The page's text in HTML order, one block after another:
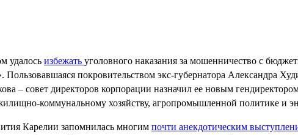
удалось избежать уголовного наказания за мошенничество с
покровительством экс-губернатора Александра
– совет директоров корпорации назначил ее новым
коммунальному хозяйству, агропромышленной политике и
Карелии запомнилась многим почти анекдотическим